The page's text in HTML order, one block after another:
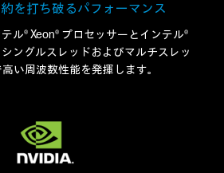
を打ち破るパフォーマンス
ル® Xeon® プロセッサーとインテル®
ングルスレッドおよびマルチスレッ
い周波数性能を発揮します。